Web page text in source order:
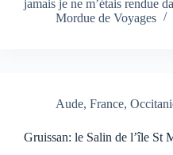
jamais je ne m’étais rendue
Mordue de Voyages
Aude, France,
Gruissan: le Salin de l’île St